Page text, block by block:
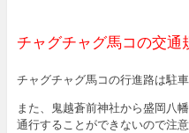
チャグチャグ馬コの交通
チャグチャグ馬コの行進路は駐
また、鬼越蒼前神社から盛岡八
通行することができないので注意